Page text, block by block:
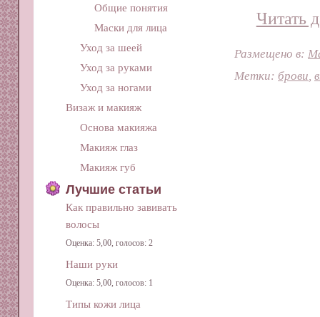
Читать
Размещено в:
Метки: брови,
Общие понятия
Маски для лица
Уход за шеей
Уход за руками
Уход за ногами
Визаж и макияж
Основа макияжа
Макияж глаз
Макияж губ
Лучшие статьи
Как правильно завивать
волосы
Оценка: 5,00, голосов: 2
Наши руки
Оценка: 5,00, голосов: 1
Типы кожи лица